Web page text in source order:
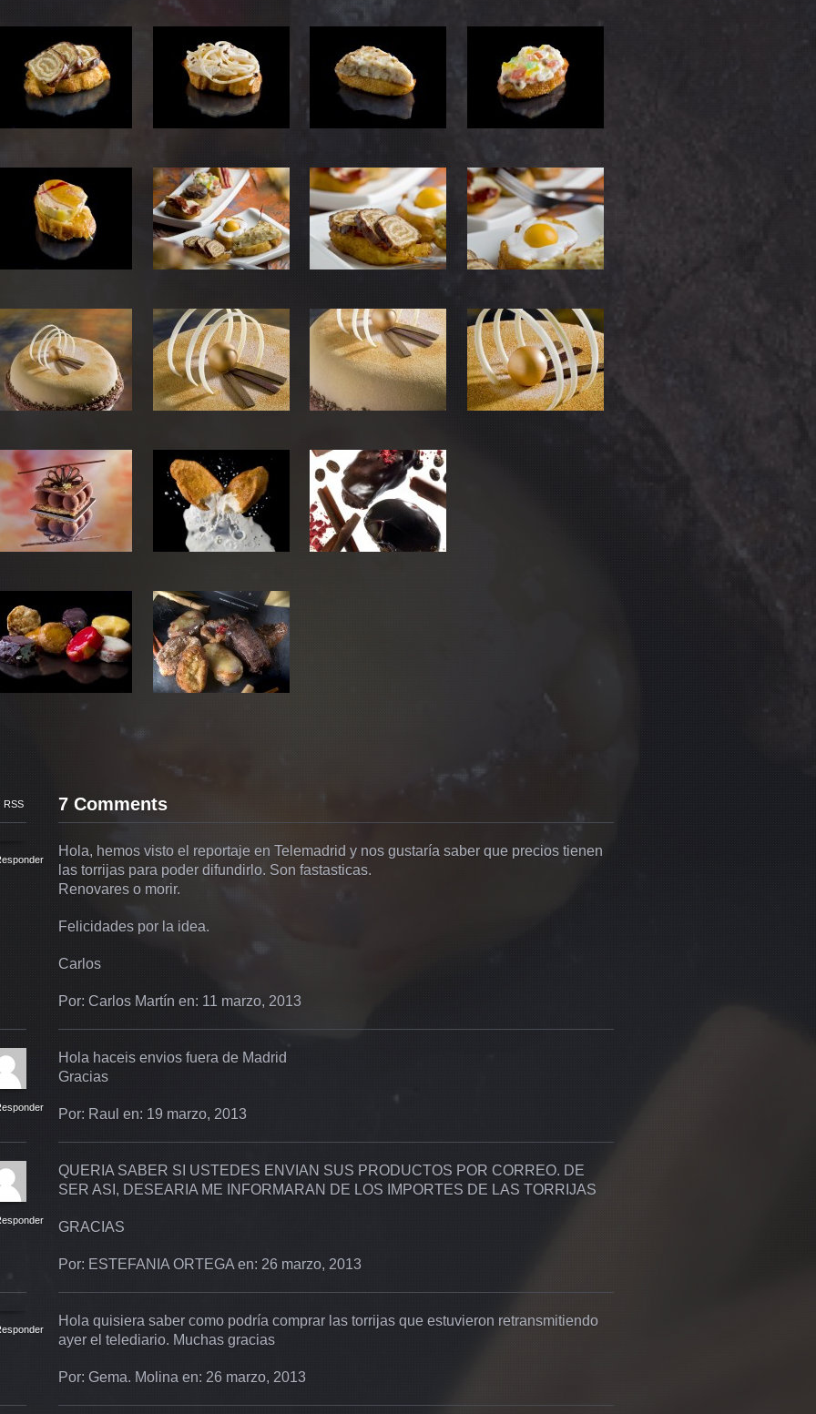
RSS 7 Comments
Hola, hemos visto el reportaje en Telemadrid y nos gustaría saber que precios tienen
las torrijas para poder difundirlo. Son fastasticas.
Renovares o morir.
Felicidades por la idea.
Carlos
Por: Carlos Martín en: 11 marzo, 2013
Hola haceis envios fuera de Madrid
Gracias
Por: Raul en: 19 marzo, 2013
QUERIA SABER SI USTEDES ENVIAN SUS PRODUCTOS POR CORREO. DE
SER ASI, DESEARIA ME INFORMARAN DE LOS IMPORTES DE LAS TORRIJAS
GRACIAS
Por: ESTEFANIA ORTEGA en: 26 marzo, 2013
Hola quisiera saber como podría comprar las torrijas que estuvieron retransmitiendo
ayer el telediario. Muchas gracias
Por: Gema. Molina en: 26 marzo, 2013